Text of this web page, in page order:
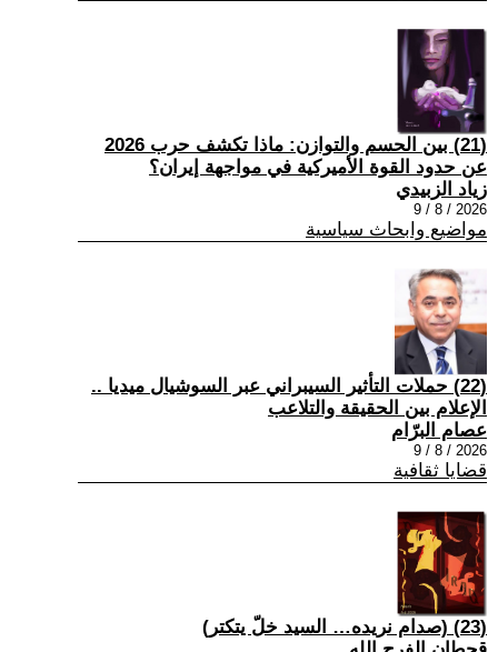
(21) بين الحسم والتوازن: ماذا تكشف حرب 2026
عن حدود القوة الأميركية في مواجهة إيران؟
زياد الزبيدي
2026 / 8 / 9
مواضيع وابحاث سياسية
(22) حملات التأثير السيبراني عبر السوشيال ميديا ..
الإعلام بين الحقيقة والتلاعب
عصام البرّام
2026 / 8 / 9
قضايا ثقافية
(23) (صدام نريده… السيد خلّ يتكتر)